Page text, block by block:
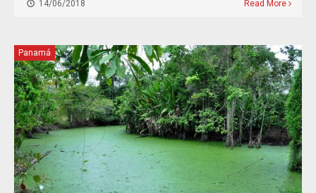
14/06/2018 Read More
Panamá